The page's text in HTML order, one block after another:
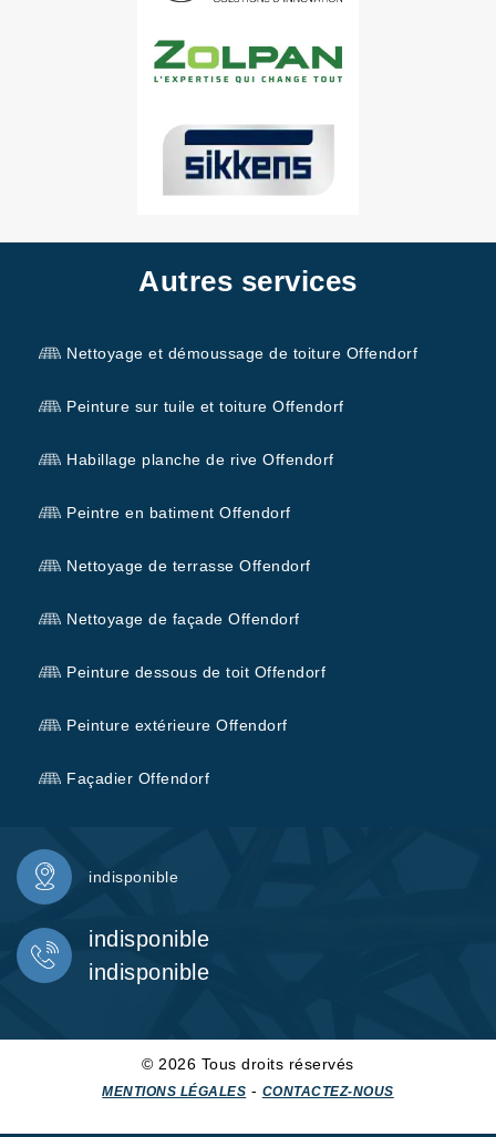
Autres services
Nettoyage et démoussage de toiture Offendorf
Peinture sur tuile et toiture Offendorf
Habillage planche de rive Offendorf
Peintre en batiment Offendorf
Nettoyage de terrasse Offendorf
Nettoyage de façade Offendorf
Peinture dessous de toit Offendorf
Peinture extérieure Offendorf
Façadier Offendorf
indisponible
indisponible
indisponible
© 2026 Tous droits réservés
MENTIONS LÉGALES - CONTACTEZ-NOUS